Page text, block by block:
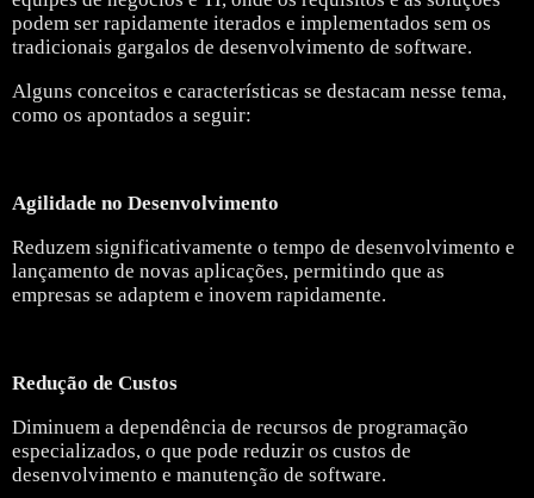
podem ser rapidamente iterados e implementados sem os
tradicionais gargalos de desenvolvimento de software.
Alguns conceitos e características se destacam nesse tema,
como os apontados a seguir:
Agilidade no Desenvolvimento
Reduzem significativamente o tempo de desenvolvimento e
lançamento de novas aplicações, permitindo que as
empresas se adaptem e inovem rapidamente.
Redução de Custos
Diminuem a dependência de recursos de programação
especializados, o que pode reduzir os custos de
desenvolvimento e manutenção de software.